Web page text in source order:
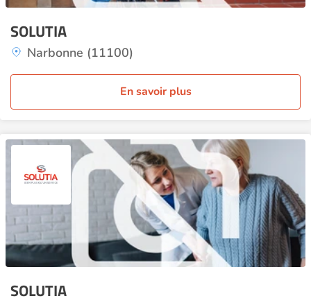
SOLUTIA
Narbonne (11100)
En savoir plus
SOLUTIA